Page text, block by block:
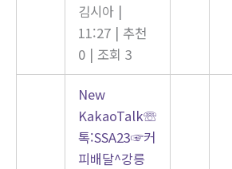
김시아 |
11:27 | 추천
0 | 조회 3
New
KakaoTalk☏
톡:SSA23☞커
피배달^강릉